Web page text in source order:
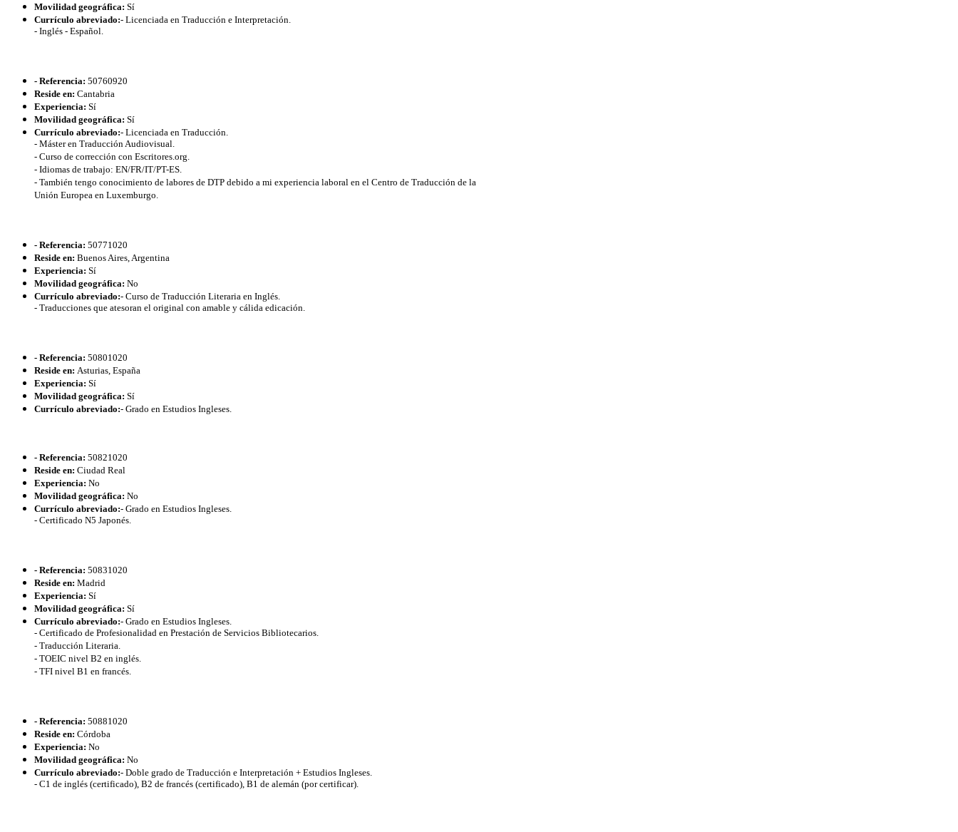
Movilidad geográfica: Sí
Currículo abreviado:- Licenciada en Traducción e Interpretación.
- Inglés - Español.
- Referencia: 50760920
Reside en: Cantabria
Experiencia: Sí
Movilidad geográfica: Sí
Currículo abreviado:- Licenciada en Traducción.
- Máster en Traducción Audiovisual.
- Curso de corrección con Escritores.org.
- Idiomas de trabajo: EN/FR/IT/PT-ES.
- También tengo conocimiento de labores de DTP debido a mi experiencia laboral en el Centro de Traducción de la
Unión Europea en Luxemburgo.
- Referencia: 50771020
Reside en: Buenos Aires, Argentina
Experiencia: Sí
Movilidad geográfica: No
Currículo abreviado:- Curso de Traducción Literaria en Inglés.
- Traducciones que atesoran el original con amable y cálida edicación.
- Referencia: 50801020
Reside en: Asturias, España
Experiencia: Sí
Movilidad geográfica: Sí
Currículo abreviado:- Grado en Estudios Ingleses.
- Referencia: 50821020
Reside en: Ciudad Real
Experiencia: No
Movilidad geográfica: No
Currículo abreviado:- Grado en Estudios Ingleses.
- Certificado N5 Japonés.
- Referencia: 50831020
Reside en: Madrid
Experiencia: Sí
Movilidad geográfica: Sí
Currículo abreviado:- Grado en Estudios Ingleses.
- Certificado de Profesionalidad en Prestación de Servicios Bibliotecarios.
- Traducción Literaria.
- TOEIC nivel B2 en inglés.
- TFI nivel B1 en francés.
- Referencia: 50881020
Reside en: Córdoba
Experiencia: No
Movilidad geográfica: No
Currículo abreviado:- Doble grado de Traducción e Interpretación + Estudios Ingleses.
- C1 de inglés (certificado), B2 de francés (certificado), B1 de alemán (por certificar).